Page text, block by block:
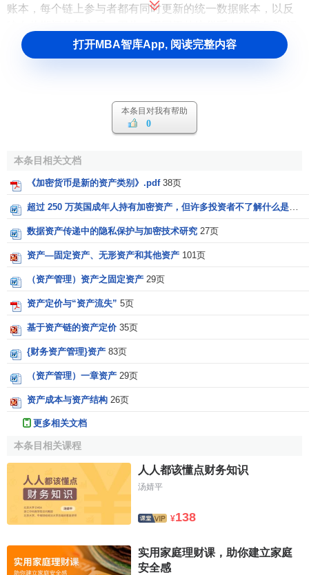
账本，每个链上参与者都有同时更新的统一数据账本，以反
账”模式，分类账不会掌握在一个中央实体手中，而是同时存
放在多个计算机并向公众公布。因此，它不受任何单一个体
包软件发送有关各方的信息、分配的电子钱包地址、日期和
时间戳以及发送方可能包含的各种其他消息。网络上的每个
节点随后收集所有这些信息，然后将其缩减为另一个字母字
可管理的数据块中。这串字符被称为“散列”，它作为加密过程
中的附加层，用于保护事务的安全。然而不论是多大的文
本，都会被压缩到64个字符，产生一个新的哈希代码，并且
改变哈希函数结构。由此，借助于哈希函数的特性，交易记
录不会被篡改，除非通过更改区块链的底层协议产生硬叉。
(3)价值波动大
加密资产的财产价值是人们基于共识而日益增加的使用
量所赋予的。由于加密资产本身在支付方式上极大的优势，
再加上开发人员所营造的噱头，加密资产的价值动荡十分严
3.加密资产与数字货币的区别
(1)发行主体不同
加密资产是由私人主体发行，这种私人主体实际是指在
区块链技术下参与挖矿的每一个个体，因此加密资产以技术
信任背书。而法定数字货币由央行发行，因此保持了法定货
币发行中心化的特点，故法定数字货币以国家信任背书。
打开MBA智库App, 阅读完整内容
本条目对我有帮助
0
本条目相关文档
《加密货币是新的资产类别》.pdf 38页
超过 250 万英国成年人持有加密资产，但许多投资者不了解什么是加密资产.docx
数据资产传递中的隐私保护与加密技术研究 27页
资产—固定资产、无形资产和其他资产 101页
（资产管理）资产之固定资产 29页
资产定价与“资产流失” 5页
基于资产链的资产定价 35页
{财务资产管理}资产 83页
（资产管理）一章资产 29页
资产成本与资产结构 26页
更多相关文档
本条目相关课程
人人都该懂点财务知识
汤婧平
¥138
实用家庭理财课，助你建立家庭
安全感